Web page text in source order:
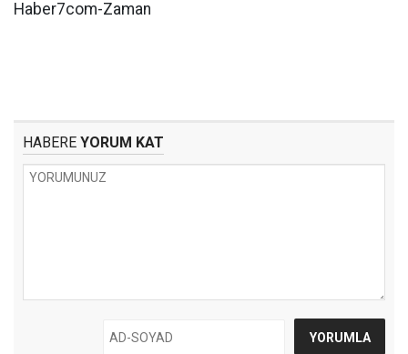
Haber7com-Zaman
HABERE YORUM KAT